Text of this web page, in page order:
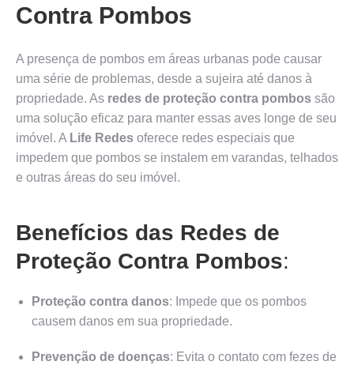
Contra Pombos
A presença de pombos em áreas urbanas pode causar
uma série de problemas, desde a sujeira até danos à
propriedade. As redes de proteção contra pombos são
uma solução eficaz para manter essas aves longe de seu
imóvel. A Life Redes oferece redes especiais que
impedem que pombos se instalem em varandas, telhados
e outras áreas do seu imóvel.
Benefícios das Redes de
Proteção Contra Pombos:
Proteção contra danos: Impede que os pombos
causem danos em sua propriedade.
Prevenção de doenças: Evita o contato com fezes de